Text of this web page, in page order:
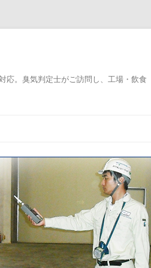
。臭気判定士がご訪問し、工場・飲食